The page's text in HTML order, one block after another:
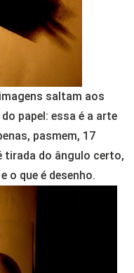
saltam aos
papel: essa é a arte
pasmem, 17
tirada do ângulo certo,
o que é desenho.